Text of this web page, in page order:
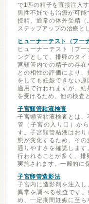
で1匹の精子を直接注入
男性不妊でも治療が可
授精、通常の体外受精
ステップアップの治療と
ヒューナーテスト（フー
ヒューナーテスト（フ
ングとして、排卵のタ
宮頸管内での精子の存
との相性の評価により
をしても妊娠できない
適用で行われますが、
を受けるため、他の検査
子宮頸管粘液検査
子宮頸管粘液検査とは
管（子宮の入り口）か
す。子宮頸管粘液はお
態が変化するため、そ
通りやすさを確認しま
行われることが多く、排
実施されます。一般的に
子宮卵管造影法
子宮内に造影剤を注入
異常を調べる検査です
め、一定期間妊娠に至ら